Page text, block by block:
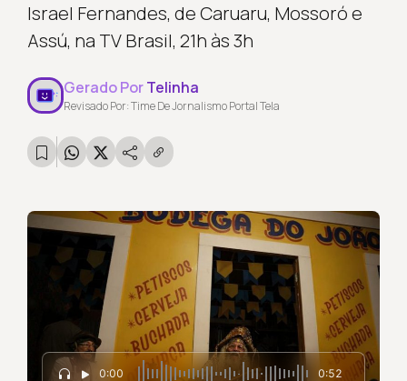
Israel Fernandes, de Caruaru, Mossoró e
Assú, na TV Brasil, 21h às 3h
Gerado PorTelinha
Revisado Por: Time De Jornalismo Portal Tela
0:00 0:52